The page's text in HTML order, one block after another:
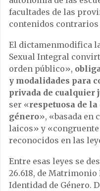
facultades de las
contenidos
El dictamenmodifica
Sexual Integral
orden público»,
y modalidades para
privada de cualquier
ser «respetuosa de
género», «basada
laicos» y
reconocidos en las
Entre esas leyes se
26.618, de Matrimonio
Identidad de Género.